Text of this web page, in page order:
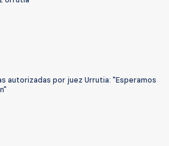
autorizadas por juez Urrutia: "Esperamos